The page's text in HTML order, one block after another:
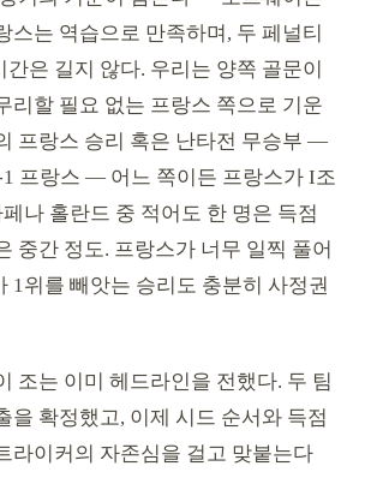
스는 역습으로 만족하며, 두 페널티
은 길지 않다. 우리는 양쪽 골문이
리할 필요 없는 프랑스 쪽으로 기운
프랑스 승리 혹은 난타전 무승부 —
1 프랑스 — 어느 쪽이든 프랑스가 I조
나 홀란드 중 적어도 한 명은 득점
중간 정도. 프랑스가 너무 일찍 풀어
1위를 빼앗는 승리도 충분히 사정권
조는 이미 헤드라인을 전했다. 두 팀
을 확정했고, 이제 시드 순서와 득점
라이커의 자존심을 걸고 맞붙는다